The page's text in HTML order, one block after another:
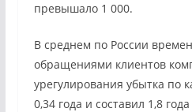
превышало 1 000.
В среднем по России
обращениями клиентов
урегулирования убытка по
0,34 года и составил 1,8